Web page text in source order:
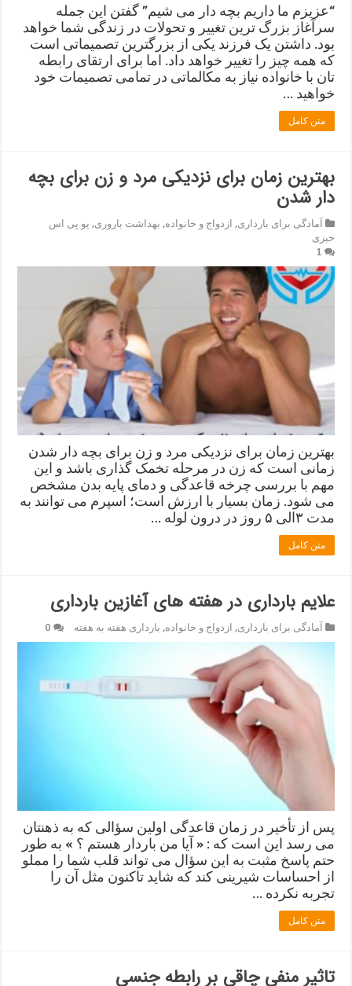
“عزیزم ما داریم بچه دار می شیم” گفتن این جمله
سرآغاز بزرگ ترین تغییر و تحولات در زندگی شما خواهد
بود. داشتن یک فرزند یکی از بزرگترین تصمیماتی است
که همه چیز را تغییر خواهد داد. اما برای ارتقای رابطه
تان با خانواده نیاز به مکالماتی در تمامی تصمیمات خود
خواهید …
متن کامل
بهترین زمان برای نزدیکی مرد و زن برای بچه
دار شدن
آمادگی برای بارداری, ازدواج و خانواده, بهداشت باروری, یو پی اس
خبری
1
بهترین زمان برای نزدیکی مرد و زن برای بچه دار شدن
زمانی است که زن در مرحله تخمک گذاری باشد و این
مهم با بررسی چرخه قاعدگی و دمای پایه بدن مشخص
می شود. زمان بسیار با ارزش است؛ اسپرم می توانند به
مدت ۳الی ۵ روز در درون لوله …
متن کامل
علایم بارداری در هفته های آغازین بارداری
آمادگی برای بارداری, ازدواج و خانواده, بارداری هفته به هفته 0
پس از تأخیر در زمان قاعدگی اولین سؤالی که به ذهنتان
می رسد این است که : « آیا من باردار هستم ؟ » به طور
حتم پاسخ مثبت به این سؤال می تواند قلب شما را مملو
از احساسات شیرینی کند که شاید تاکنون مثل آن را
تجربه نکرده …
متن کامل
تاثیر منفی چاقی بر رابطه جنسی